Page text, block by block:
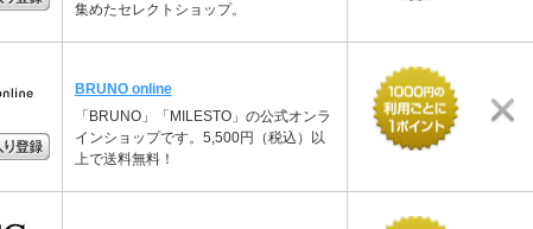
集めたセレクトショップ。
BRUNO online
「BRUNO」「MILESTO」の公式オンラ
インショップです。5,500円（税込）以
上で送料無料！